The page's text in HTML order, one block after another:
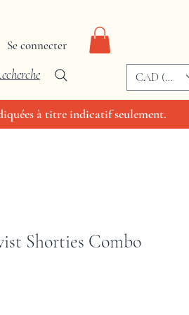
Se connecter
CAD (C$)
à titre indicatif seulement.
Shorties Combo